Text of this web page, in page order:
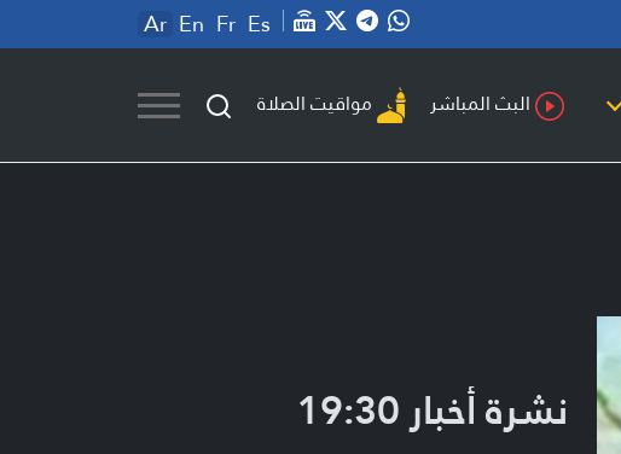
Ar En Fr Es
البث المباشر مواقيت الصلاة
نشرة أخبار 19:30